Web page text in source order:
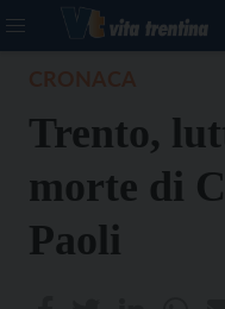
Trento,
morte di
Paoli